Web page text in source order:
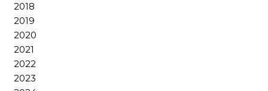
2018
2019
2020
2021
2022
2023